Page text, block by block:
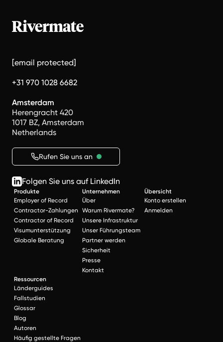
[email protected]
+31 970 1028 6682
Amsterdam
Herengracht 420
1017 BZ, Amsterdam
Netherlands
Rufen Sie uns an
Folgen Sie uns auf LinkedIn
Produkte
Employer of Record
Contractor-Zahlungen
Contractor of Record
Visumunterstützung
Globale Beratung
Unternehmen
Über
Warum Rivermate?
Unsere Infrastruktur
Unser Führungsteam
Partner werden
Sicherheit
Presse
Kontakt
Übersicht
Konto erstellen
Anmelden
Ressourcen
Länderguides
Fallstudien
Glossar
Blog
Autoren
Häufig gestellte Fragen